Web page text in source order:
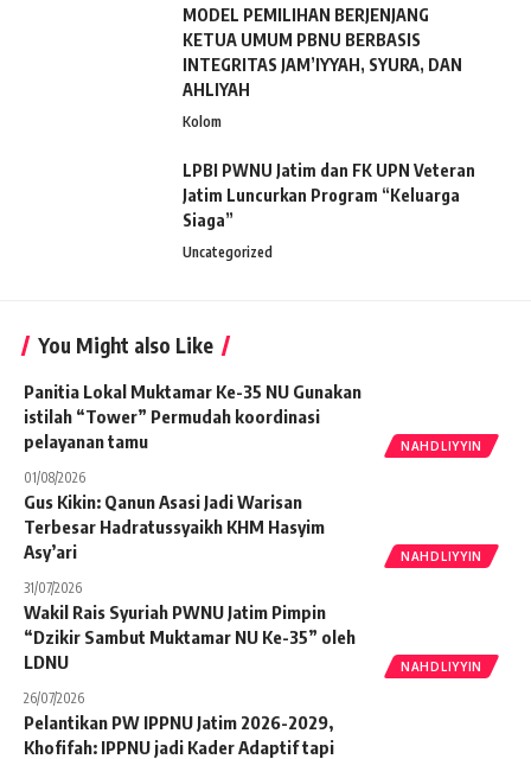
MODEL PEMILIHAN BERJENJANG
KETUA UMUM PBNU BERBASIS
INTEGRITAS JAM’IYYAH, SYURA, DAN
AHLIYAH
Kolom
LPBI PWNU Jatim dan FK UPN Veteran
Jatim Luncurkan Program “Keluarga
Siaga”
Uncategorized
You Might also Like
NAHDLIYYIN
Panitia Lokal Muktamar Ke-35 NU Gunakan
istilah “Tower” Permudah koordinasi
pelayanan tamu
01/08/2026
NAHDLIYYIN
Gus Kikin: Qanun Asasi Jadi Warisan
Terbesar Hadratussyaikh KHM Hasyim
Asy’ari
31/07/2026
NAHDLIYYIN
Wakil Rais Syuriah PWNU Jatim Pimpin
“Dzikir Sambut Muktamar NU Ke-35” oleh
LDNU
26/07/2026
Pelantikan PW IPPNU Jatim 2026-2029,
Khofifah: IPPNU jadi Kader Adaptif tapi